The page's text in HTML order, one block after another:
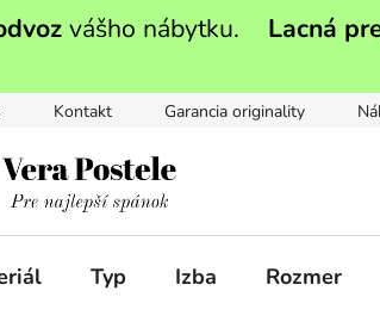
vášho nábytku. Lacná
Kontakt Garancia originality
Typ Izba Rozmer